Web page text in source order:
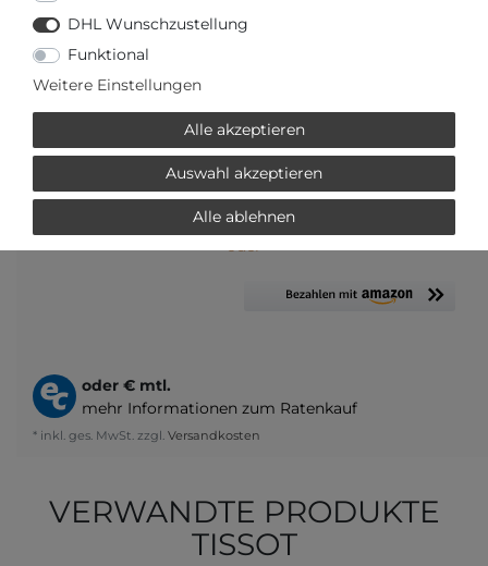
Wunschliste Frage zum Artikel Preisanfrage
IN DEN WARENKORB
oder
oder € mtl.
mehr Informationen zum Ratenkauf
* inkl. ges. MwSt. zzgl. Versandkosten
VERWANDTE PRODUKTE
TISSOT
DHL Wunschzustellung
Funktional
Weitere Einstellungen
Alle akzeptieren
Auswahl akzeptieren
Alle ablehnen